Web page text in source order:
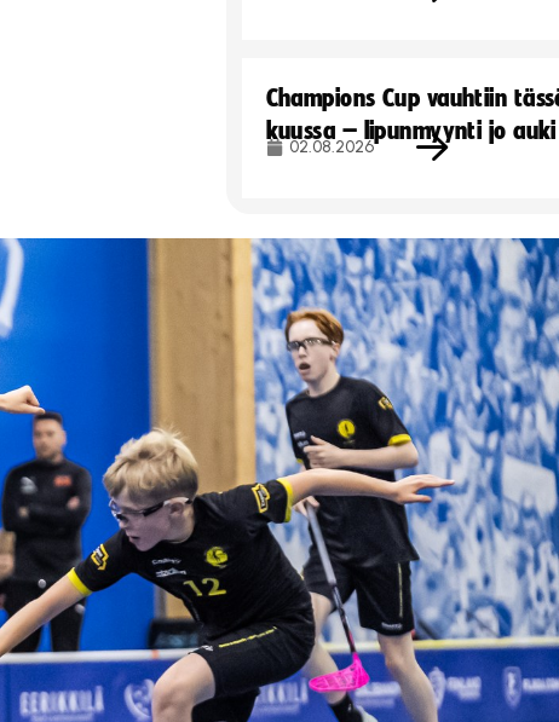
Champions Cup vauhtiin
kuussa – lipunmyynti jo auki
02.08.2026